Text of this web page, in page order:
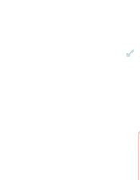
✔︎